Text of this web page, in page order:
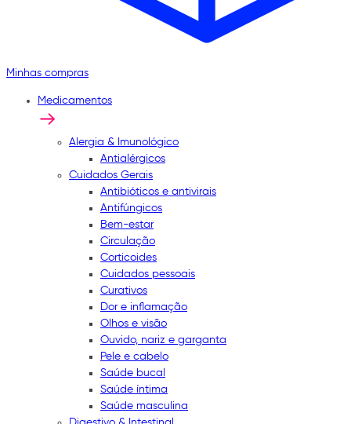
Minhas compras
Medicamentos
Alergia & Imunológico
Antialérgicos
Cuidados Gerais
Antibióticos e antivirais
Antifúngicos
Bem-estar
Circulação
Corticoides
Cuidados pessoais
Curativos
Dor e inflamação
Olhos e visão
Ouvido, nariz e garganta
Pele e cabelo
Saúde bucal
Saúde íntima
Saúde masculina